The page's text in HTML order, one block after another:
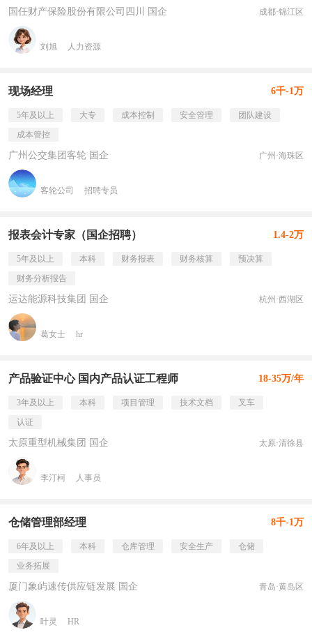
国任财产保险股份有限公司四川 国企 成都·锦江区
刘旭 人力资源
现场经理 6千-1万
5年及以上 大专 成本控制 安全管理
团队建设
成本管控
广州公交集团客轮 国企 广州·海珠区
客轮公司 招聘专员
报表会计专家（国企招聘） 1.4-2万
5年及以上 本科 财务报表 财务核算
预决算
财务分析报告
运达能源科技集团 国企 杭州·西湖区
葛女士 hr
产品验证中心 国内产品认证工程师 18-35万/年
3年及以上 本科 项目管理 技术文档
叉车
认证
太原重型机械集团 国企 太原·清徐县
李汀柯 人事员
仓储管理部经理 8千-1万
6年及以上 本科 仓库管理 安全生产
仓储
业务拓展
厦门象屿速传供应链发展 国企 青岛·黄岛区
叶灵 HR